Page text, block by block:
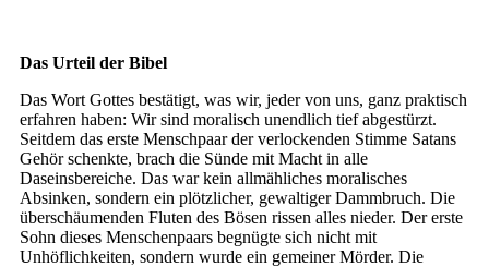
Das Urteil der Bibel
Das Wort Gottes bestätigt, was wir, jeder von uns, ganz praktisch
erfahren haben: Wir sind moralisch unendlich tief abgestürzt.
Seitdem das erste Menschpaar der verlockenden Stimme Satans
Gehör schenkte, brach die Sünde mit Macht in alle
Daseinsbereiche. Das war kein allmähliches moralisches
Absinken, sondern ein plötzlicher, gewaltiger Dammbruch. Die
überschäumenden Fluten des Bösen rissen alles nieder. Der erste
Sohn dieses Menschenpaars begnügte sich nicht mit
Unhöflichkeiten, sondern wurde ein gemeiner Mörder. Die